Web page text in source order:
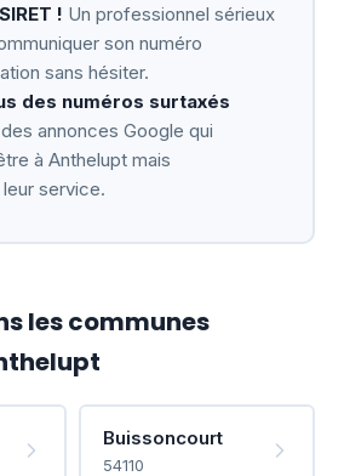
! Un professionnel sérieux
son numéro
sans hésiter.
des numéros surtaxés
annonces Google qui
à Anthelupt mais
service.
les communes
Buissoncourt
54110